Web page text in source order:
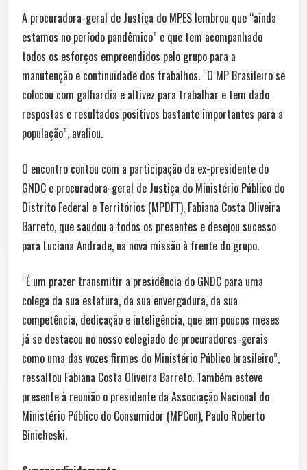
A procuradora-geral de Justiça do MPES lembrou que “ainda
estamos no período pandêmico” e que tem acompanhado
todos os esforços empreendidos pelo grupo para a
manutenção e continuidade dos trabalhos. “O MP Brasileiro se
colocou com galhardia e altivez para trabalhar e tem dado
respostas e resultados positivos bastante importantes para a
população”, avaliou.
O encontro contou com a participação da ex-presidente do
GNDC e procuradora-geral de Justiça do Ministério Público do
Distrito Federal e Territórios (MPDFT), Fabiana Costa Oliveira
Barreto, que saudou a todos os presentes e desejou sucesso
para Luciana Andrade, na nova missão à frente do grupo.
“É um prazer transmitir a presidência do GNDC para uma
colega da sua estatura, da sua envergadura, da sua
competência, dedicação e inteligência, que em poucos meses
já se destacou no nosso colegiado de procuradores-gerais
como uma das vozes firmes do Ministério Público brasileiro”,
ressaltou Fabiana Costa Oliveira Barreto. Também esteve
presente à reunião o presidente da Associação Nacional do
Ministério Público do Consumidor (MPCon), Paulo Roberto
Binicheski.